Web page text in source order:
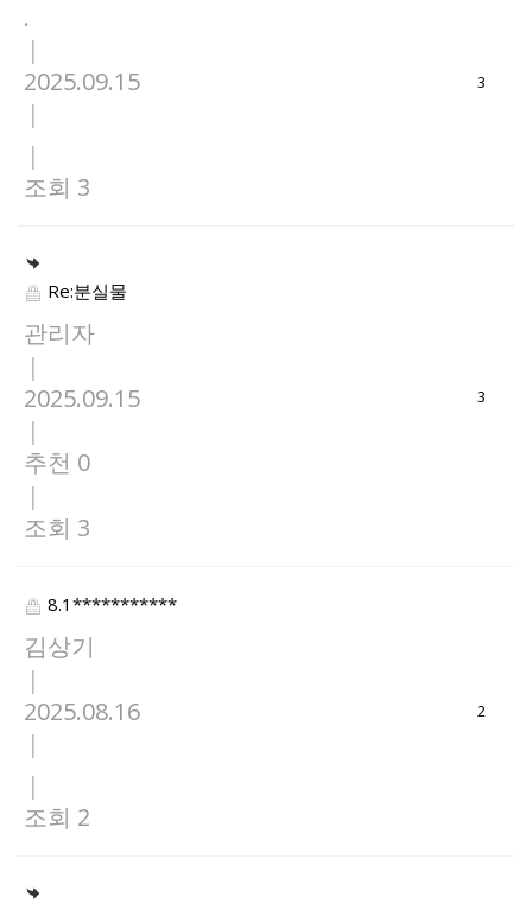
.
|
2025.09.15
|
|
조회 3
3
Re:분실물
관리자
|
2025.09.15
|
추천 0
|
조회 3
3
8.1***********
김상기
|
2025.08.16
|
|
조회 2
2